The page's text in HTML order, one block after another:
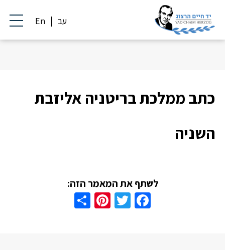
עב En
כתב ממלכת בריטניה אליזבת
השניה
לשתף את המאמר הזה:
Facebook
Twitter
Pinterest